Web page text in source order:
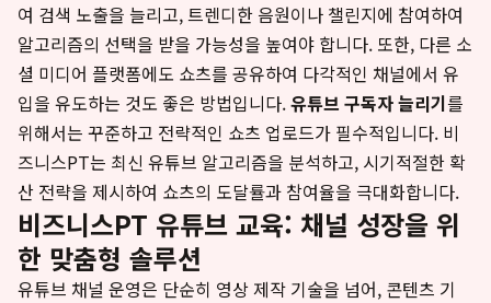
여 검색 노출을 늘리고, 트렌디한 음원이나 챌린지에 참여하여
알고리즘의 선택을 받을 가능성을 높여야 합니다. 또한, 다른 소
셜 미디어 플랫폼에도 쇼츠를 공유하여 다각적인 채널에서 유
입을 유도하는 것도 좋은 방법입니다.유튜브 구독자 늘리기를
위해서는 꾸준하고 전략적인 쇼츠 업로드가 필수적입니다. 비
즈니스PT는 최신 유튜브 알고리즘을 분석하고, 시기적절한 확
산 전략을 제시하여 쇼츠의 도달률과 참여율을 극대화합니다.
비즈니스PT 유튜브 교육: 채널 성장을 위
한 맞춤형 솔루션
유튜브 채널 운영은 단순히 영상 제작 기술을 넘어, 콘텐츠 기